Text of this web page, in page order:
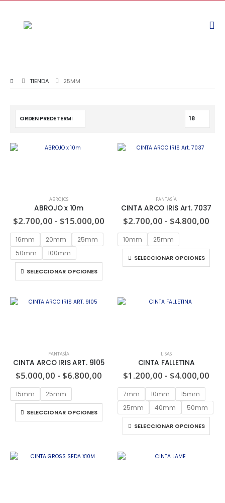
TIENDA 25MM
ABROJOS
ABROJO x 10m
$2.700,00 - $15.000,00
16mm 20mm
25mm
50mm
100mm
SELECCIONAR OPCIONES
FANTASÍA
CINTA ARCO IRIS Art. 7037
$2.700,00 - $4.800,00
10mm 25mm
SELECCIONAR OPCIONES
FANTASÍA
CINTA ARCO IRIS ART. 9105
$5.000,00 - $6.800,00
15mm 25mm
SELECCIONAR OPCIONES
LISAS
CINTA FALLETINA
$1.200,00 - $4.000,00
7mm 10mm
15mm
25mm
40mm 50mm
SELECCIONAR OPCIONES